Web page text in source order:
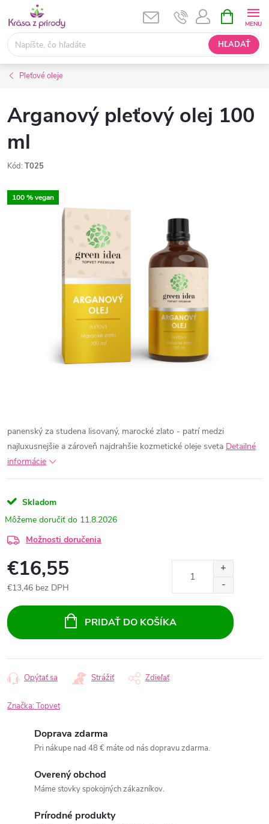
obsah
HĽADAŤ
KOŠÍK
Pleťové oleje
Arganový pleťový olej 100
ml
Kód: T025
100 % vegan
panenský za studena lisovaný, marocké zlato - patrí medzi
najluxusnejšie a zároveň najdrahšie kozmetické oleje sveta Detailné
informácie
Skladom
11.8.2026
Možnosti doručenia
€16,55
€13,46 bez DPH
cena:
PRIDAŤ DO KOŠÍKA
Opýtať sa Strážiť Zdieľať
Značka:Topvet
Doprava zdarma
Pri nákupe nad 48 € máte od nás dopravu zdarma.
Overený obchod
Máme stovky spokojných zákazníkov.
Prírodné produkty